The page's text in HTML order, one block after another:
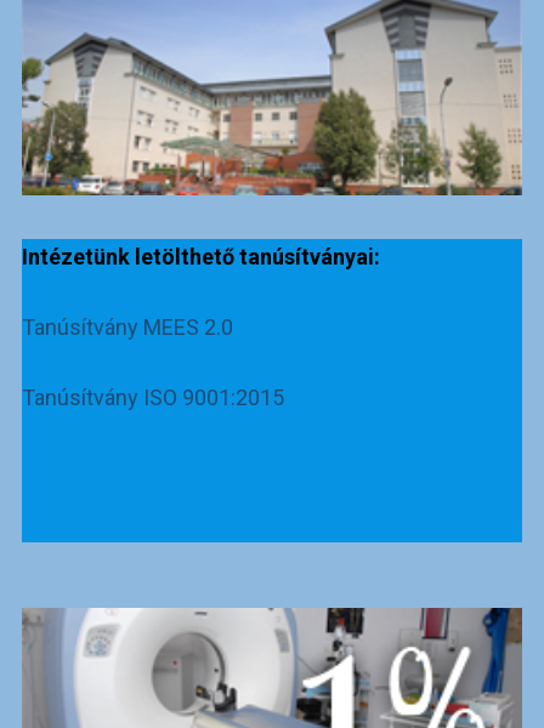
Intézetünk letölthető tanúsítványai:
Tanúsítvány MEES 2.0
Tanúsítvány ISO 9001:2015